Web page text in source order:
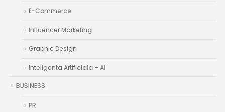
E-Commerce
Influencer Marketing
Graphic Design
Inteligenta Artificiala – AI
BUSINESS
PR